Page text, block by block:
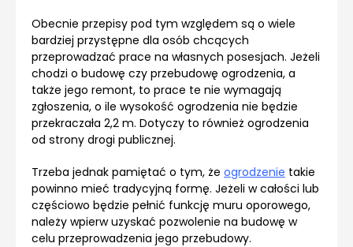
Obecnie przepisy pod tym względem są o wiele
bardziej przystępne dla osób chcących
przeprowadzać prace na własnych posesjach. Jeżeli
chodzi o budowę czy przebudowę ogrodzenia, a
także jego remont, to prace te nie wymagają
zgłoszenia, o ile wysokość ogrodzenia nie będzie
przekraczała 2,2 m. Dotyczy to również ogrodzenia
od strony drogi publicznej.
Trzeba jednak pamiętać o tym, że ogrodzenie takie
powinno mieć tradycyjną formę. Jeżeli w całości lub
częściowo będzie pełnić funkcję muru oporowego,
należy wpierw uzyskać pozwolenie na budowę w
celu przeprowadzenia jego przebudowy.